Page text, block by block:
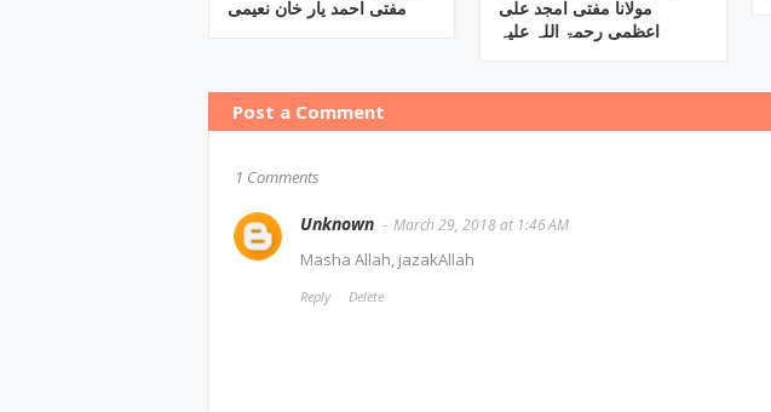
مفتی احمد یار خان نعیمی
مولانا مفتی امجد علی
اعظمی رحمۃ اللہ علیہ
Post a Comment
1 Comments
Unknown March 29, 2018 at 1:46 AM
Masha Allah, jazakAllah
Reply Delete